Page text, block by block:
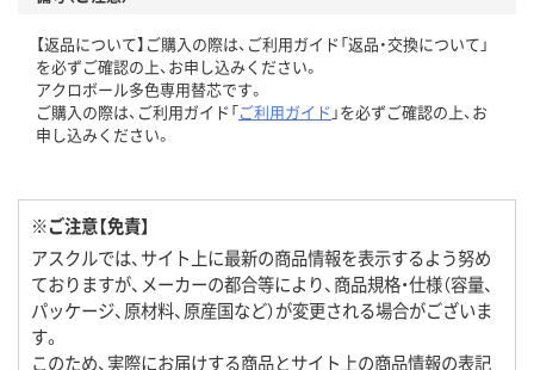
【返品について】ご購入の際は、ご利用ガイド「返品・交換について」
を必ずご確認の上、お申し込みください。
アクロボール多色専用替芯です。
ご購入の際は、ご利用ガイド「ご利用ガイド 」を必ずご確認の上、お
申し込みください。
※ご注意【免責】
アスクルでは、サイト上に最新の商品情報を表示するよう努め
ておりますが、メーカーの都合等により、商品規格・仕様（容量、
パッケージ、原材料、原産国など）が変更される場合がございま
す。
このため、実際にお届けする商品とサイト上の商品情報の表記